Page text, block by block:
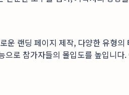
랜딩 페이지 제작, 다양한 유형
로 참가자들의 몰입도를 높입니